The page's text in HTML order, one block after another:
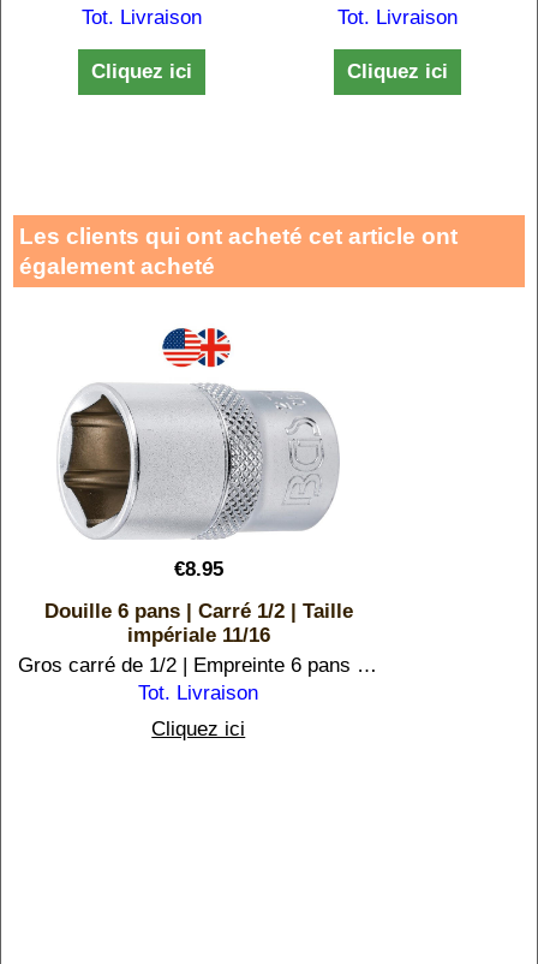
Tot. Livraison
Cliquez ici
Tot. Livraison
Cliquez ici
Les clients qui ont acheté cet article ont
également acheté
€8.95
Douille 6 pans | Carré 1/2 | Taille
impériale 11/16
Gros carré de 1/2 | Empreinte 6 pans 11/16 (17,46 mm)
Tot. Livraison
Cliquez ici